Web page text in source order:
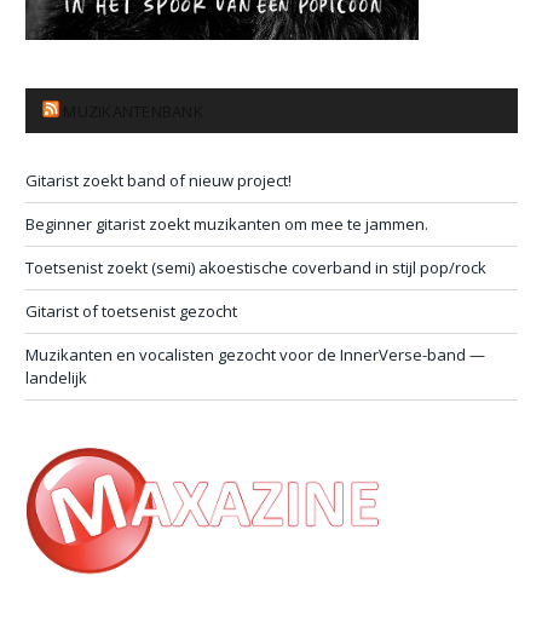
Gitarist zoekt band of nieuw project!
Beginner gitarist zoekt muzikanten om mee te jammen.
Toetsenist zoekt (semi) akoestische coverband in stijl pop/rock
Gitarist of toetsenist gezocht
Muzikanten en vocalisten gezocht voor de InnerVerse-band —
landelijk